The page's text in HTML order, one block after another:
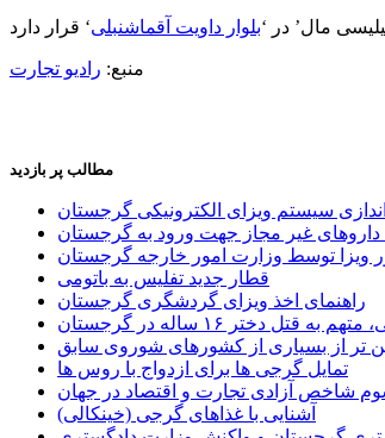
مال’ در ‘بلوار داویت آقماشنبلی
منبع: رادیو تجارت
مطالب پر بازدید
سیستم ویزای الکترونیکی گرجستان
غیر مجاز جهت ورود به گرجستان
ویزا توسط وزارت امور خارجه گرجستان
قطار جدید تفلیس به باتومی
راهنمای اخذ ویزای گردشگری گرجستان
قتل دختر ۱۶ ساله در گرجستان
تر از بسیاری از کشورهای شوروی سابق
تمایل گرجی ها برای ازدواج با روس ها
شاخص آزادی تجارت و اقتصاد در جهان
آشنایی با غذاهای گرجی (خینکالی)